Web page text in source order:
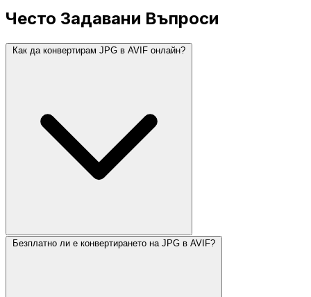
Често Задавани Въпроси
Как да конвертирам JPG в AVIF онлайн?
Безплатно ли е конвертирането на JPG в AVIF?